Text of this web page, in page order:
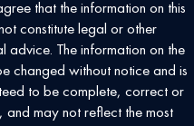
that the information on this
constitute legal or other
advice. The information on the
changed without notice and is
to be complete, correct or
may not reflect the most